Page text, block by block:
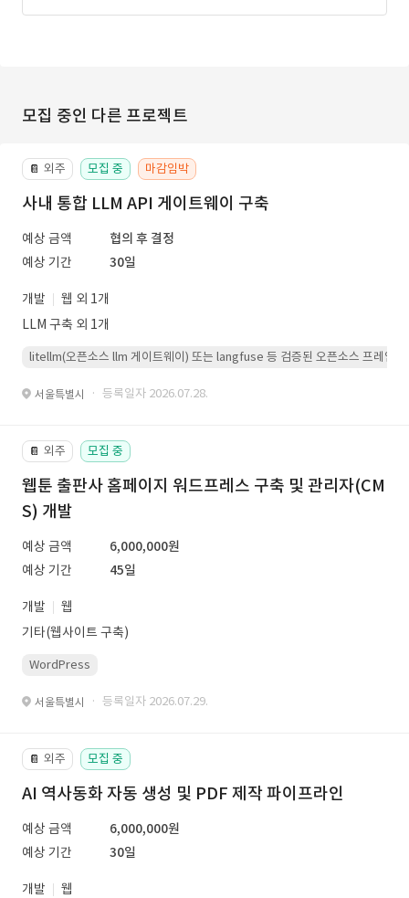
모집 중인 다른 프로젝트
📔 외주 모집 중 마감임박
사내 통합 LLM API 게이트웨이 구축
예상 금액
협의 후 결정
예상 기간
30일
개발
웹 외 1개
LLM 구축 외 1개
litellm(오픈소스 llm 게이트웨이) 또는 langfuse 등 검증된 오픈소스 프레임워
서울특별시 · 등록일자 2026.07.28.
📔 외주 모집 중
웹툰 출판사 홈페이지 워드프레스 구축 및 관리자(CM
S) 개발
예상 금액
6,000,000원
예상 기간
45일
개발
웹
기타(웹사이트 구축)
WordPress
서울특별시 · 등록일자 2026.07.29.
📔 외주 모집 중
AI 역사동화 자동 생성 및 PDF 제작 파이프라인
예상 금액
6,000,000원
예상 기간
30일
개발
웹